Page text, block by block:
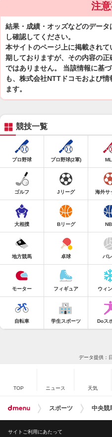
注
結果・成績・オッズなどのデー
し確認してください。
本サイトのページ上に掲載され
期しておりますが、その内容の
ではありません。 当該情報に基
も、株式会社NTTドコモおよび
ます。
競技一覧
プロ野球 プロ野球(2軍)
ゴルフ Jリーグ 海外サ
大相撲 Bリーグ
地方競馬 卓球 バ
モーター フィギュア ウィ
自転車 学生スポーツ Doス
データ提供：
TOP ニュース 天気
スポーツ 中央競
サイトご利用にあたって